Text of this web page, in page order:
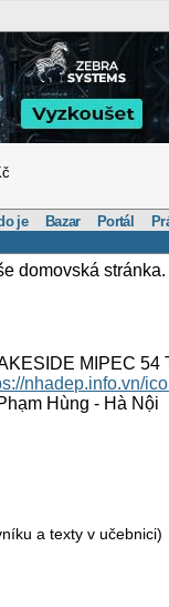
je Bazar Portál
domovská stránka.
MIPEC
nhadep.info.vn/
Hùng - Hà Nội
a texty v učebnici)